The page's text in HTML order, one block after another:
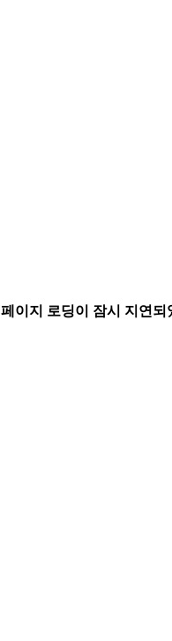
페이지 로딩이 잠시 지연